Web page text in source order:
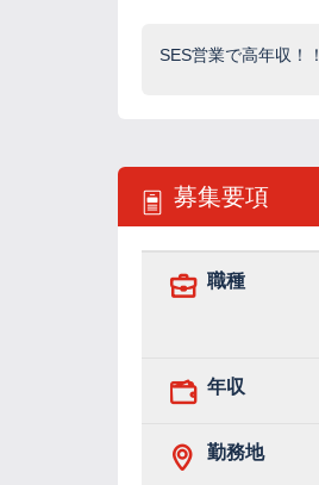
SES営業で高年収！！
募集要項
職種
年収
勤務地